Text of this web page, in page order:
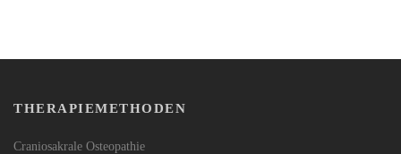
THERAPIEMETHODEN
Craniosakrale Osteopathie